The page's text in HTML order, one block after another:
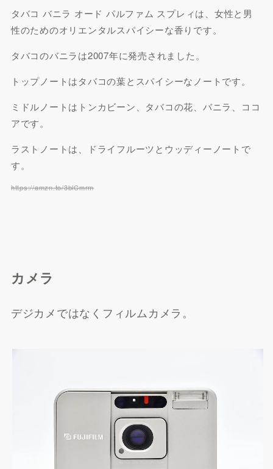
Qoo10で探す
楽天市場で探す
タバコ バニラ オード パルファム スプレィは、女性と男
性のためのオリエンタルスパイシーな香りです。
タバコのバニラは2007年に発売されました。
トップノートはタバコの葉とスパイシーなノートです。
ミドルノートはトンカビーン、タバコの花、バニラ、ココ
アです。
ラストノートは、ドライフルーツとウッディーノートで
す。
https://amzn.to/3blCmrm
カメラ
デジカメではなくフィルムカメラ。